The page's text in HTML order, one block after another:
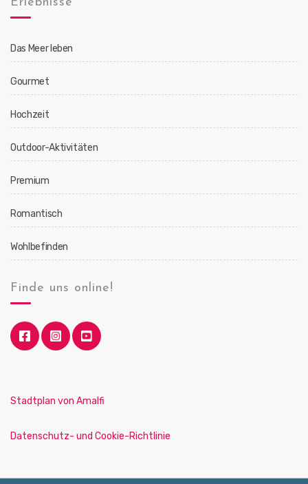
Das Meer leben
Gourmet
Hochzeit
Outdoor-Aktivitäten
Premium
Romantisch
Wohlbefinden
Finde uns online!
Stadtplan von Amalfi
Datenschutz- und Cookie-Richtlinie